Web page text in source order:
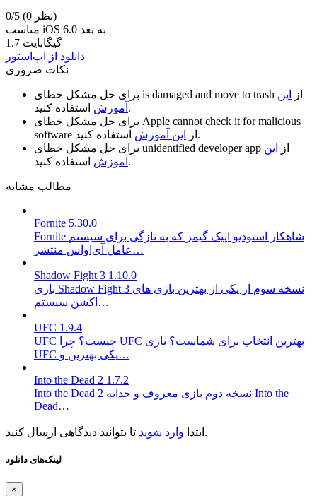
0/5
(0 نظر)
مناسب iOS 6.0 به بعد
1.7 گیگابایت
دانلود از اپ‌استور
نکات ضروری
is damaged and move to trash از
این
آموزش استفاده کنید.
Apple cannot check it for malicious
software
از این آموزش
استفاده کنید.
unidentified developer app از
این
آموزش استفاده کنید.
مطالب مشابه
Fornite 5.30.0
Fornite شاهکار استودیو اپیک گیمز که به تازگی برای سیستم
عامل آی‌اواس منتشر…
Shadow Fight 3 1.10.0
بازی Shadow Fight 3 نسخه سوم از یکی از بهترین بازی های
اکشن سیستم…
UFC 1.9.4
UFC چیست؟ چرا UFC بهترین انتخاب برای شماست؟ بازی
UFC یکی بهترین و…
Into the Dead 2 1.7.2
Into the Dead 2 نسخه دوم بازی معروف و جذابه Into the
Dead…
ابتدا وارد شوید تا بتوانید دیدگاهی ارسال کنید.
لینک‌های دانلود
×